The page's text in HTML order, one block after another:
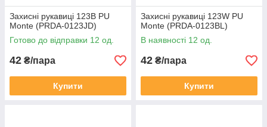
Захисні рукавиці 123B PU
Monte (PRDA-0123JD)
Готово до відправки 12 од.
42 ₴/пара
Купити
Захисні рукавиці 123W PU
Monte (PRDA-0123BL)
В наявності 12 од.
42 ₴/пара
Купити